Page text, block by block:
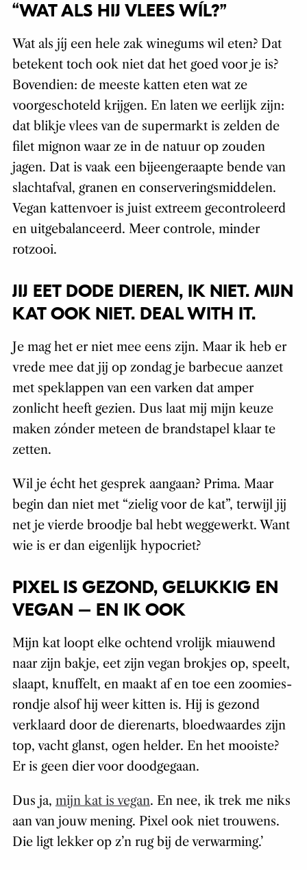
“WAT ALS HIJ VLEES WÍL?”
Wat als jíj een hele zak winegums wil eten? Dat
betekent toch ook niet dat het goed voor je is?
Bovendien: de meeste katten eten wat ze
voorgeschoteld krijgen. En laten we eerlijk zijn:
dat blikje vlees van de supermarkt is zelden de
filet mignon waar ze in de natuur op zouden
jagen. Dat is vaak een bijeengeraapte bende van
slachtafval, granen en conserveringsmiddelen.
Vegan kattenvoer is juist extreem gecontroleerd
en uitgebalanceerd. Meer controle, minder
rotzooi.
JIJ EET DODE DIEREN, IK NIET. MIJN
KAT OOK NIET. DEAL WITH IT.
Je mag het er niet mee eens zijn. Maar ik heb er
vrede mee dat jij op zondag je barbecue aanzet
met speklappen van een varken dat amper
zonlicht heeft gezien. Dus laat mij mijn keuze
maken zónder meteen de brandstapel klaar te
zetten.
Wil je écht het gesprek aangaan? Prima. Maar
begin dan niet met “zielig voor de kat”, terwijl jij
net je vierde broodje bal hebt weggewerkt. Want
wie is er dan eigenlijk hypocriet?
PIXEL IS GEZOND, GELUKKIG EN
VEGAN – EN IK OOK
Mijn kat loopt elke ochtend vrolijk miauwend
naar zijn bakje, eet zijn vegan brokjes op, speelt,
slaapt, knuffelt, en maakt af en toe een zoomies-
rondje alsof hij weer kitten is. Hij is gezond
verklaard door de dierenarts, bloedwaardes zijn
top, vacht glanst, ogen helder. En het mooiste?
Er is geen dier voor doodgegaan.
Dus ja, mijn kat is vegan. En nee, ik trek me niks
aan van jouw mening. Pixel ook niet trouwens.
Die ligt lekker op z’n rug bij de verwarming.’